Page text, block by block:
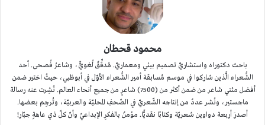
محمود قحطان
باحث دكتوراه واستشاريّ تصميم بيئي ومعماريّ. مُدقِّقٌ لُغويٌّ، وشاعرُ فُصحى. أحد
الشُّعراء الَّذين شاركوا في موسم مُسابقة أمير الشُّعراء الأوّل في أبوظبي، حيثُ اختير ضمن
أفضل مئتي شاعر من ضمن أكثر من (7500) شاعرٍ من جميع أنحاء العالم. نُشِرت عنه رسالة
ماجستير، ونُشر عددٌ من إنتاجه الشّعريّ في الصّحفِ المحليّة والعربيّة، وتُرجِم بعضها.
أصدرَ أربعة دواوين شعريّة وكتابًا نقديًّا. مؤمنٌ بالفكرِ الإبداعيّ وأنّ كلّ ذي عاهةٍ جبّار!